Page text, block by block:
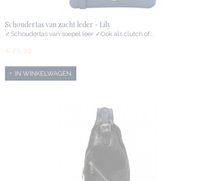
Schoudertas van zacht leder - Lily
✓Schoudertas van soepel leer ✓Ook als clutch of…
€ 79,99
IN WINKELWAGEN